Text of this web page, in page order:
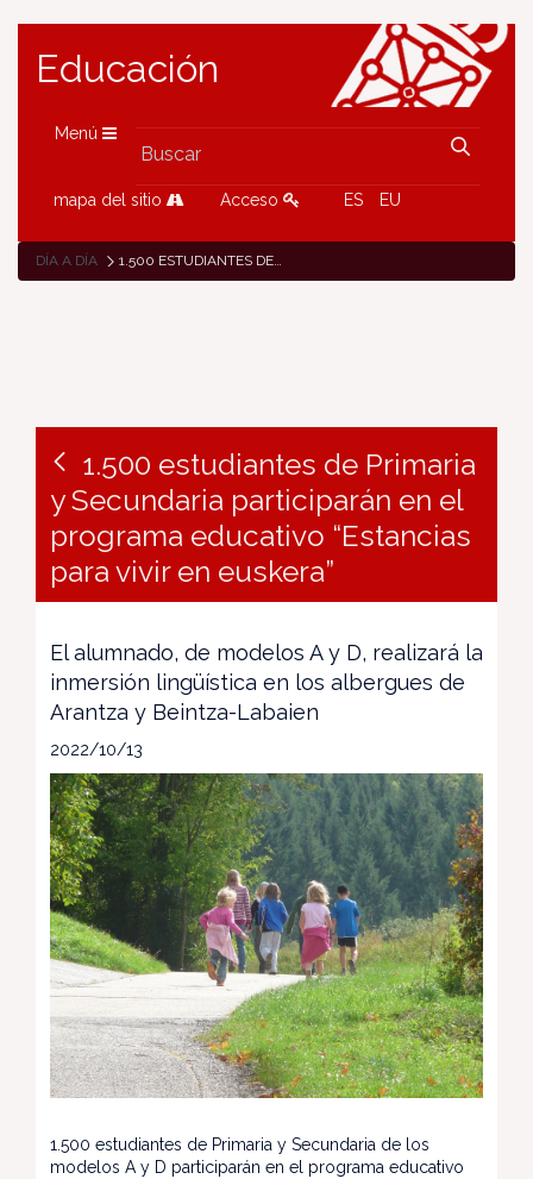
Educación
Menú
mapa del sitio Acceso ES EU
DÍA A DÍA 1.500 ESTUDIANTES DE PRIMARIA Y SECUNDARIA PARTICIPARÁN EN EL PROGRAMA EDUCATIVO “ESTANCIAS PARA VIVIR EN EUSKERA”
1.500 estudiantes de Primaria
y Secundaria participarán en el
programa educativo “Estancias
para vivir en euskera”
El alumnado, de modelos A y D, realizará la
inmersión lingüística en los albergues de
Arantza y Beintza-Labaien
2022/10/13
1.500 estudiantes de Primaria y Secundaria de los
modelos A y D participarán en el programa educativo